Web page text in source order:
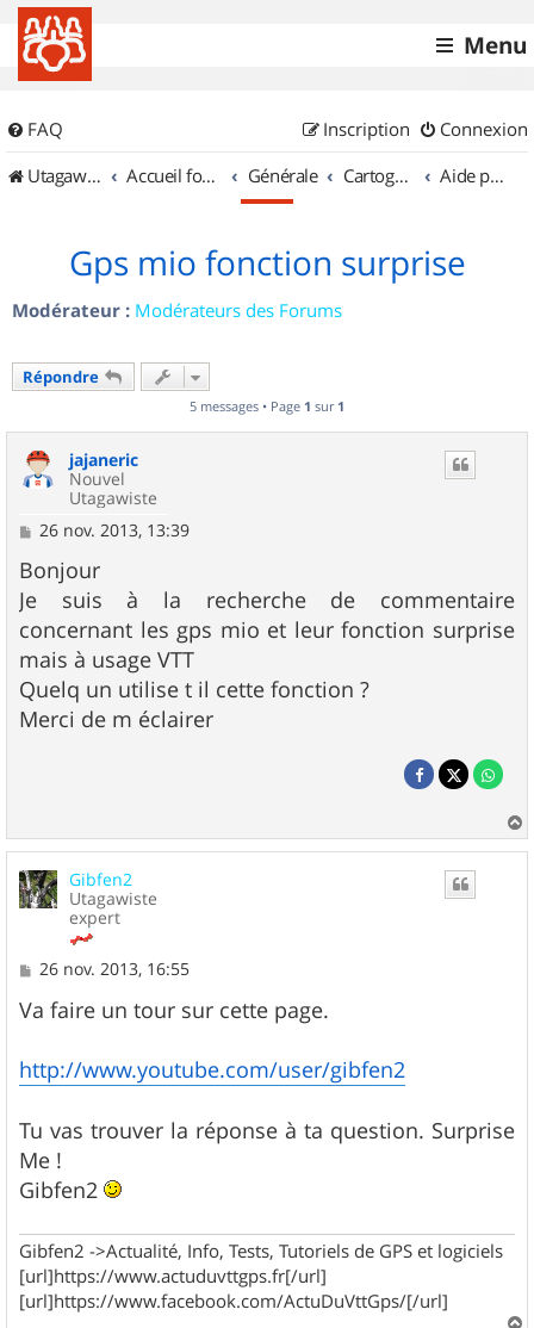
Menu
FAQ Connexion
Inscription
UtagawaVTT (Randos VTT et VTTAE avec traces GPS)
Accueil forum Générale Cartographie et GPS Aide pour l'achat d'un GPS
Gps mio fonction surprise
Modérateur : Modérateurs des Forums
Répondre
5 messages • Page 1 sur 1
jajaneric
Nouvel
Utagawiste
M
s
s
a
g
e
26 nov. 2013, 13:39
Bonjour
Je suis à la recherche de commentaire
concernant les gps mio et leur fonction surprise
mais à usage VTT
Quelq un utilise t il cette fonction ?
Merci de m éclairer
a
Gibfen2
Utagawiste
expert
M
s
s
g
e
26 nov. 2013, 16:55
Va faire un tour sur cette page.
http://www.youtube.com/user/gibfen2
Tu vas trouver la réponse à ta question. Surprise
Me !
Gibfen2
Gibfen2 ->Actualité, Info, Tests, Tutoriels de GPS et logiciels
[url]https://www.actuduvttgps.fr[/url]
[url]https://www.facebook.com/ActuDuVttGps/[/url]